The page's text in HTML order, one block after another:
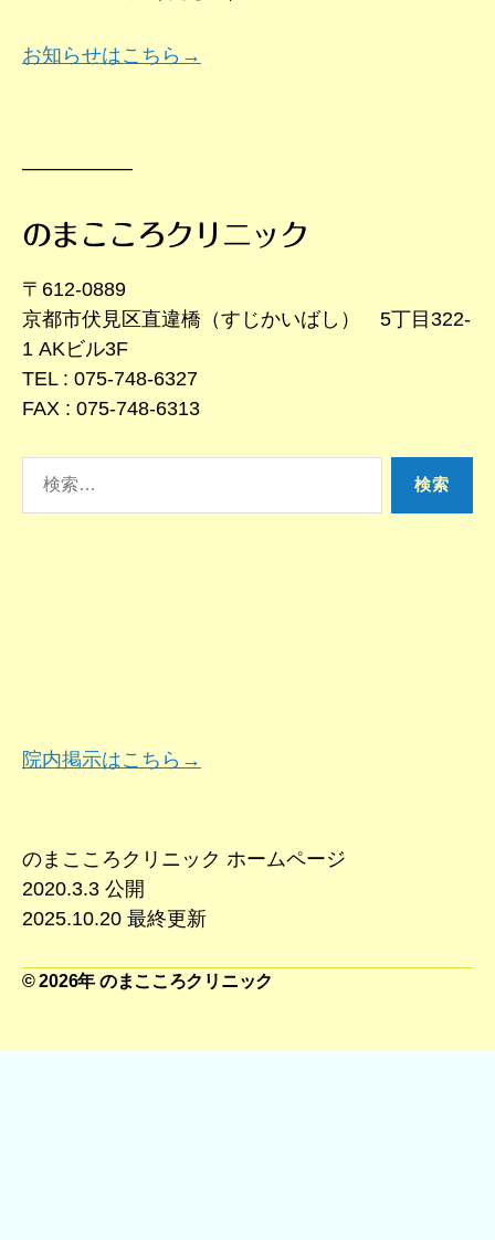
お知らせはこちら→
—————–
のまこころクリニック
〒612-0889
京都市伏見区直違橋（すじかいばし） 5丁目322-
1 AKビル3F
TEL : 075-748-6327
FAX : 075-748-6313
院内掲示はこちら→
のまこころクリニック ホームページ
2020.3.3 公開
2025.10.20 最終更新
© 2026年 のまこころクリニック